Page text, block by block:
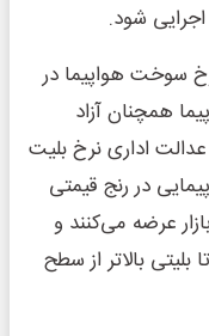
شود.
سوخت هواپیما در
همچنان آزاد
اداری نرخ بلیت
در رنج قیمتی
عرضه می‌کنند و
بالاتر از سطح